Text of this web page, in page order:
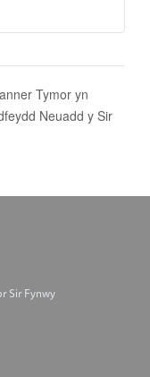
Tymor yn
Neuadd y Sir
Sir Fynwy